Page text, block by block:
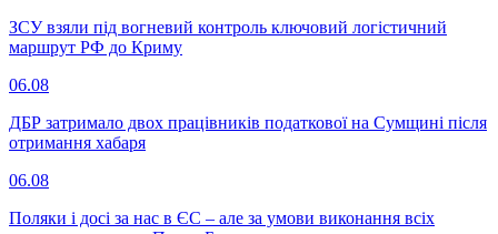
ЗСУ взяли під вогневий контроль ключовий логістичний
маршрут РФ до Криму
06.08
ДБР затримало двох працівників податкової на Сумщині після
отримання хабаря
06.08
Поляки і досі за нас в ЄС – але за умови виконання всіх